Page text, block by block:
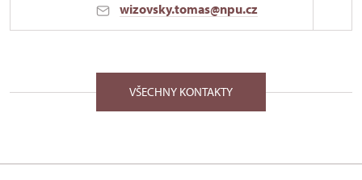
wizovsky.tomas@npu.cz
13/, Bečov nad Teplou 13 36464
VŠECHNY KONTAKTY